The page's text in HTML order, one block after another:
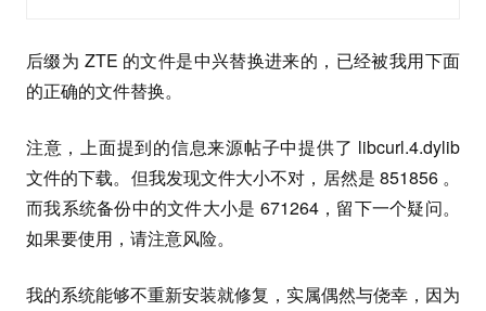
后缀为 ZTE 的文件是中兴替换进来的，已经被我用下面
的正确的文件替换。
注意，上面提到的信息来源帖子中提供了 libcurl.4.dylib
文件的下载。但我发现文件大小不对，居然是 851856 。
而我系统备份中的文件大小是 671264，留下一个疑问。
如果要使用，请注意风险。
我的系统能够不重新安装就修复，实属偶然与侥幸，因为